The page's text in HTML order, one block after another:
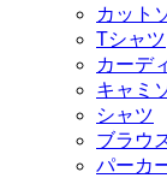
カット
Tシャツ
カーデ
キャミ
シャツ
ブラウ
パーカ